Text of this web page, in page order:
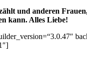
und anderen
kann. Alles Liebe!